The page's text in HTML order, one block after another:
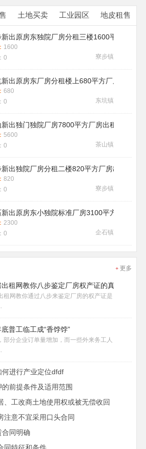
土地买卖 工业园区 地皮租售
新出原房东独院厂房分租三楼1600平方带地
1600
0 寮步镇
新出原房东厂房分租楼上680平方厂房出租现
680
0 东坑镇
新出独门独院厂房7800平方厂房出租带喷淋
5600
0 茶山镇
出独院厂房分租二楼820平方厂房出租
820
0 寮步镇
出原房东小独院标准厂房3100平方厂房出租
2300
0 企石镇
更多
租网教你八步鉴定厂房权产证的真假
租网教你通过八步来鉴定厂房的权产证是
普工临工成“香饽饽”
部分企业订单量增加，而一些外来务工人
进行产业定位dfdf
前提条件及适用范围
、工改商土地使用权或被无偿收回
注意不宜采用口头合同
合同明确